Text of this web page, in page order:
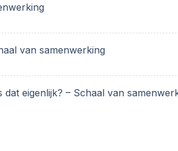
van samenwerking
dat eigenlijk? – Schaal van